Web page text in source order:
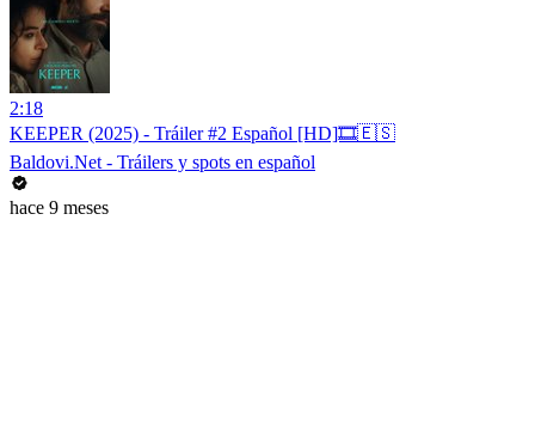
2:18
KEEPER (2025) - Tráiler #2 Español [HD]🎞️🇪🇸
Baldovi.Net - Tráilers y spots en español
hace 9 meses